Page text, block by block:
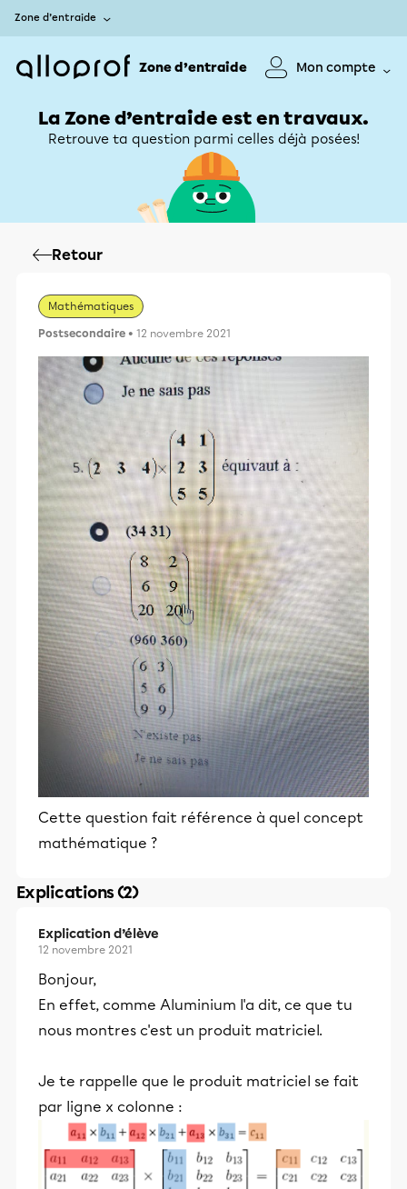
Zone d’entraide
Zone d’entraide Mon compte
La Zone d’entraide est en travaux.
Retrouve ta question parmi celles déjà posées!
Retour
Mathématiques
Postsecondaire • 12 novembre 2021
Cette question fait référence à quel concept
mathématique ?
Explications (2)
Explication d’élève
12 novembre 2021
Bonjour,
En effet, comme Aluminium l'a dit, ce que tu
nous montres c'est un produit matriciel.
Je te rappelle que le produit matriciel se fait
par ligne x colonne :